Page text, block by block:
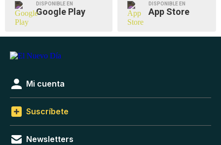
DISPONIBLE EN
Google Play
DISPONIBLE EN
App Store
Mi cuenta
Suscríbete
Newsletters